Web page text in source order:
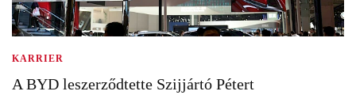
KARRIER
A BYD leszerződtette Szijjártó Pétert